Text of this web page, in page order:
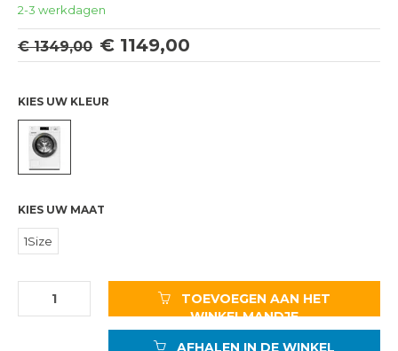
2-3 werkdagen
€ 1349,00 € 1149,00
KIES UW KLEUR
KIES UW MAAT
1Size
TOEVOEGEN AAN HET
WINKELMANDJE
AFHALEN IN DE WINKEL